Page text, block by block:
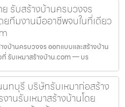
รับสร้างบ้านครบวงจร
ยทีมงานมืออาชีพจบในที่เดียว
งบ้านครบวงจร ออกแบบและสร้างบ้าน
รับเหมาสร้างบ้าน.com — บร
นทบุรี บริษัทรับเหมาก่อสร้าง
านรับเหมาสร้างบ้านโดย